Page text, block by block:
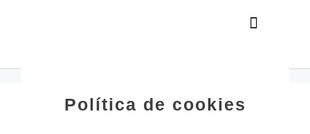
Política de cookies